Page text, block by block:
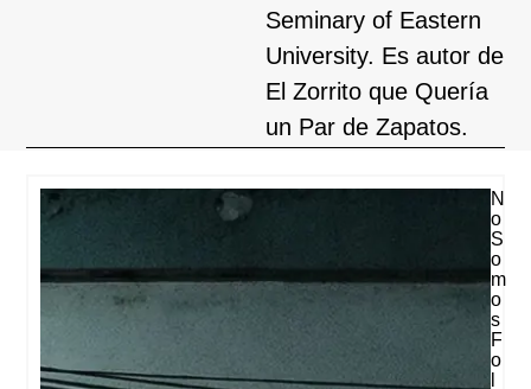
Seminary of Eastern
University. Es autor de
El Zorrito que Quería
un Par de Zapatos.
N
O
S
O
M
O
S
F
O